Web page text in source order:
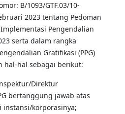
B/1093/GTF.03/10-
2023 tentang Pedoman
Pengendalian
serta dalam rangka
Gratifikasi (PPG)
hal-hal sebagai berikut:
Direktur
bertanggung jawab atas
instansi/korporasinya;